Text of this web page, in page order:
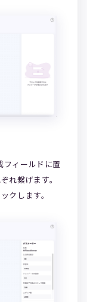
ィールドに置
れ繋げます。
クします。